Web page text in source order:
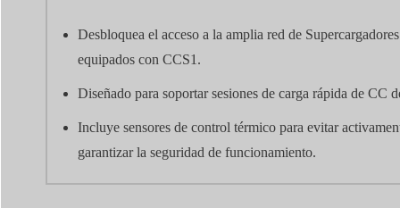
Desbloquea el acceso a la amplia red de
equipados con CCS1.
Diseñado para soportar sesiones de carga rápida de CC
Incluye sensores de control térmico para evitar
garantizar la seguridad de funcionamiento.